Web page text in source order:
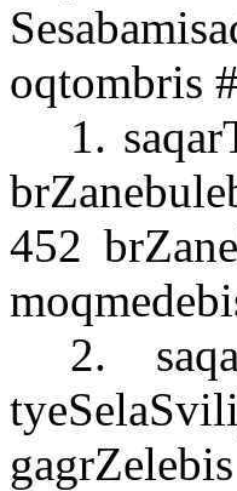
oqtombris
1.
452
2.
tyeSelaSvili
gagrZelebis